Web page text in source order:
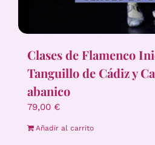
Clases de Flamenco
Tanguillo de Cádiz y
abanico
79,00 €
Añadir al carrito